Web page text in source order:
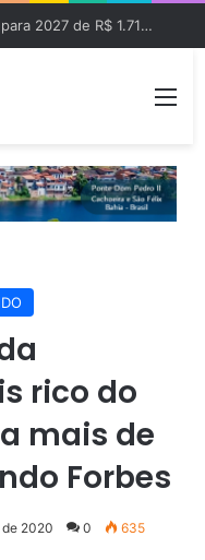
Governo projeta Salário mínimo para 2027 de R$ 1.717 “Aumento de R$ 96”
rico do
mais de
Forbes
2020 0 635